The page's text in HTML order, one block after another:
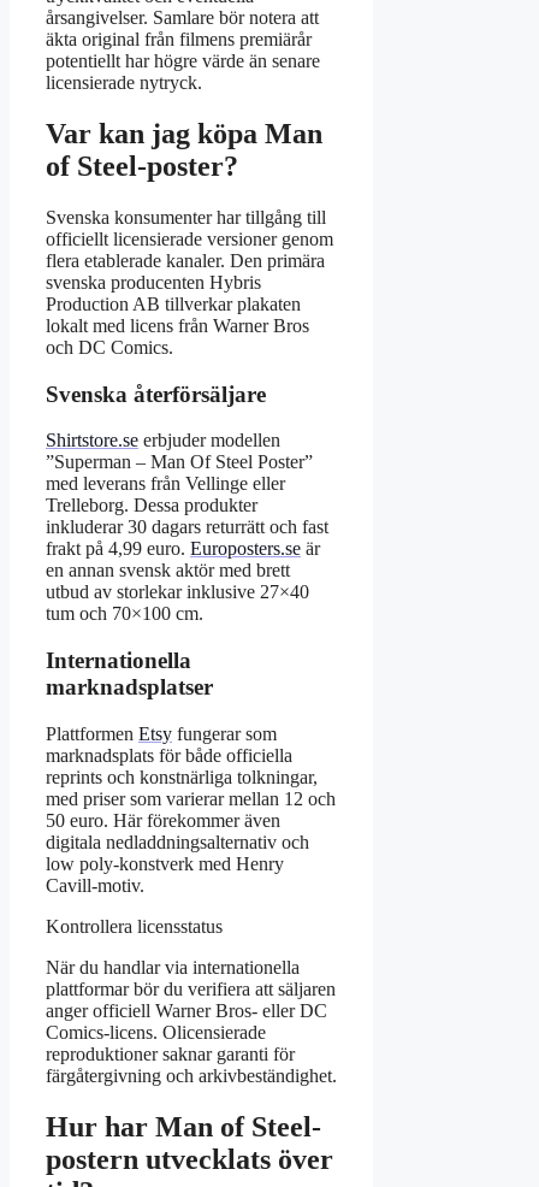
årsangivelser. Samlare bör notera att
äkta original från filmens premiärår
potentiellt har högre värde än senare
licensierade nytryck.
Var kan jag köpa Man
of Steel-poster?
Svenska konsumenter har tillgång till
officiellt licensierade versioner genom
flera etablerade kanaler. Den primära
svenska producenten Hybris
Production AB tillverkar plakaten
lokalt med licens från Warner Bros
och DC Comics.
Svenska återförsäljare
Shirtstore.se erbjuder modellen
”Superman – Man Of Steel Poster”
med leverans från Vellinge eller
Trelleborg. Dessa produkter
inkluderar 30 dagars returrätt och fast
frakt på 4,99 euro. Europosters.se är
en annan svensk aktör med brett
utbud av storlekar inklusive 27×40
tum och 70×100 cm.
Internationella
marknadsplatser
Plattformen Etsy fungerar som
marknadsplats för både officiella
reprints och konstnärliga tolkningar,
med priser som varierar mellan 12 och
50 euro. Här förekommer även
digitala nedladdningsalternativ och
low poly-konstverk med Henry
Cavill-motiv.
Kontrollera licensstatus
När du handlar via internationella
plattformar bör du verifiera att säljaren
anger officiell Warner Bros- eller DC
Comics-licens. Olicensierade
reproduktioner saknar garanti för
färgåtergivning och arkivbeständighet.
Hur har Man of Steel-
postern utvecklats över